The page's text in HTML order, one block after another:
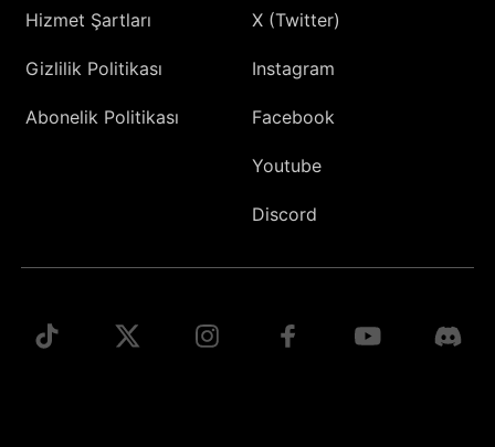
Hizmet Şartları
Gizlilik Politikası
Abonelik Politikası
X (Twitter)
Instagram
Facebook
Youtube
Discord